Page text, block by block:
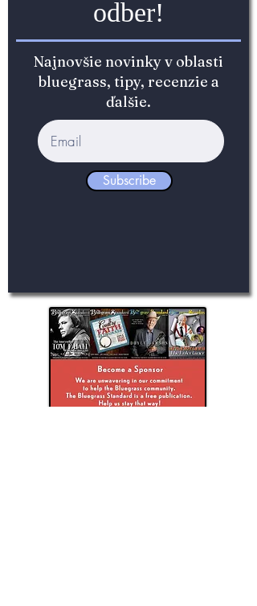
odber!
Najnovšie novinky v oblasti
bluegrass, tipy, recenzie a
ďalšie.
Subscribe